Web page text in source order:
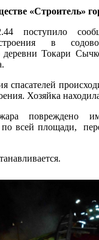
«Строитель»
поступило
строения в
Токари
спасателей
Хозяйка
повреждено
всей площади,